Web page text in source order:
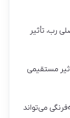
رب، تأثیر
مستقیمی
می‌تواند